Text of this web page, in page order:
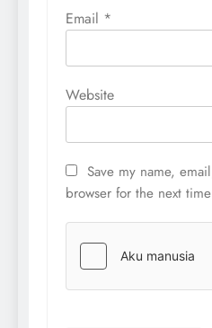
Email *
Website
Save my name,
browser for the next